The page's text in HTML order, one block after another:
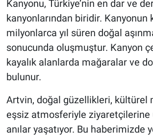
Kanyonu, Türkiye’nin en dar ve
kanyonlarından biridir. Kanyonun
milyonlarca yıl süren doğal
sonucunda oluşmuştur. Kanyon
kayalık alanlarda mağaralar ve
bulunur.
Artvin, doğal güzellikleri, kültürel
eşsiz atmosferiyle
anılar yaşatıyor. Bu haberimizde